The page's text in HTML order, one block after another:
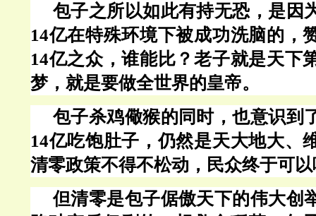
包子之所以如此有持无恐，是因
14亿在特殊环境下被成功洗脑的，
14亿之众，谁能比？老子就是天下
梦，就是要做全世界的皇帝。
包子杀鸡儆猴的同时，也意识到
14亿吃饱肚子，仍然是天大地大、
清零政策不得不松动，民众终于可
但清零是包子倨傲天下的伟大创